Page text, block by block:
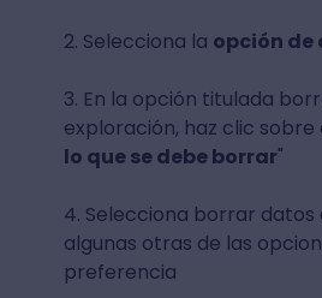
2. Selecciona la opción
3. En la opción titulada
exploración, haz clic sobre
lo que se debe borrar"
4. Selecciona borrar datos
algunas otras de las
preferencia